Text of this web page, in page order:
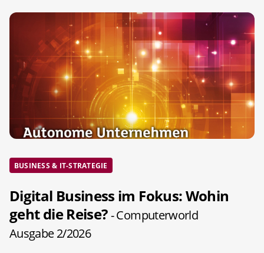
BUSINESS & IT-STRATEGIE
Digital Business im Fokus: Wohin
geht die Reise?- Computerworld
Ausgabe 2/2026